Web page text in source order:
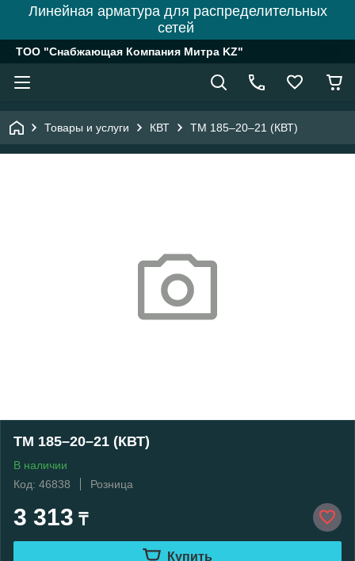
Линейная арматура для распределительных
сетей
ТОО "Снабжающая Компания Митра KZ"
Товары и услуги КВТ ТМ 185–20–21 (КВТ)
ТМ 185–20–21 (КВТ)
В наличии
Код: 46838
Розница
3 313 ₸
Купить